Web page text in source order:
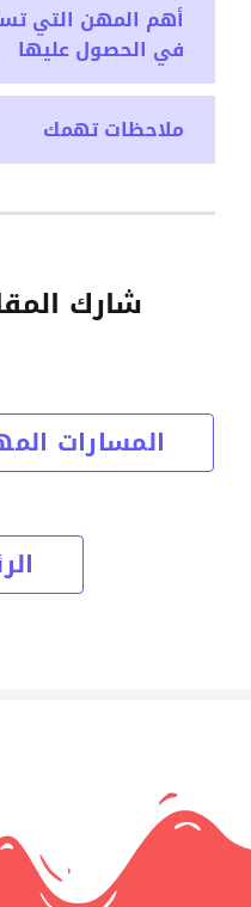
أهم المهن التي
في الحصول عليها
ملاحظات تهمك
شارك
المسارات